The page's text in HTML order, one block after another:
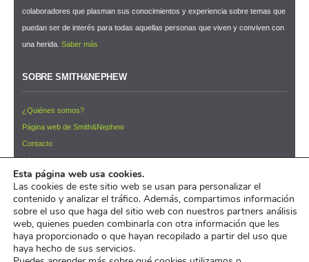
colaboradores que plasman sus conocimientos y experiencia sobre temas que
puedan ser de interés para todas aquellas personas que viven y conviven con
una herida.Saber más
SOBRE SMITH&NEPHEW
¿Quiénes somos?
Página web de Smith&Nephew
Contacto
Términos y condiciones de uso
NEWSLETTER ¡Suscríbete ahora!
© 2026 Pacientes y Cuidadores™
pacientesycuidadores.com es un iniciativa deSmith&Nephew
Esta página web usa cookies.
Las cookies de este sitio web se usan para personalizar el
contenido y analizar el tráfico. Además, compartimos información
sobre el uso que haga del sitio web con nuestros partners análisis
web, quienes pueden combinarla con otra información que les
haya proporcionado o que hayan recopilado a partir del uso que
haya hecho de sus servicios.